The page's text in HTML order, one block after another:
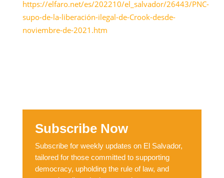
https://elfaro.net/es/202210/el_salvador/26443/PNC-
supo-de-la-liberación-ilegal-de-Crook-desde-
noviembre-de-2021.htm
Subscribe Now
Subscribe for weekly updates on El Salvador,
tailored for those committed to supporting
democracy, upholding the rule of law, and